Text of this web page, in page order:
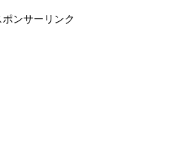
ポンサーリンク